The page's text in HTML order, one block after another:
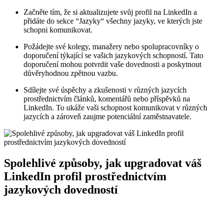
Začněte⁣ tím, že si aktualizujete svůj ​profil na LinkedIn a
přidáte do sekce ⁣“Jazyky“ všechny jazyky,⁤ ve kterých jste
schopni komunikovat.
Požádejte ‌své kolegy, manažery nebo spolupracovníky o
doporučení týkající ⁣se vašich jazykových schopností. Tato
doporučení ⁤mohou ‌potvrdit vaše dovednosti a poskytnout
důvěryhodnou zpětnou​ vazbu.
Sdílejte své úspěchy a zkušenosti v různých jazycích
prostřednictvím článků, komentářů nebo příspěvků ⁢na
LinkedIn. To ukáže⁢ vaši schopnost komunikovat v různých
jazycích a⁤ zároveň zaujme potenciální‌ zaměstnavatele.
Spolehlivé způsoby, jak⁣ upgradovat váš
‌LinkedIn profil prostřednictvím
jazykových ⁢dovedností